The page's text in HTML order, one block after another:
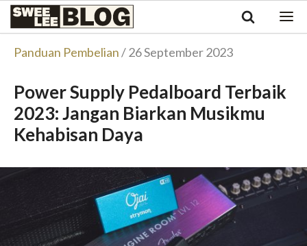
Singapore
Malaysia
Tiếng Việt
Swee
Blog
Panduan Pembelian/ 26 September 2023
Power Supply Pedalboard Terbaik
2023: Jangan Biarkan Musikmu
Kehabisan Daya